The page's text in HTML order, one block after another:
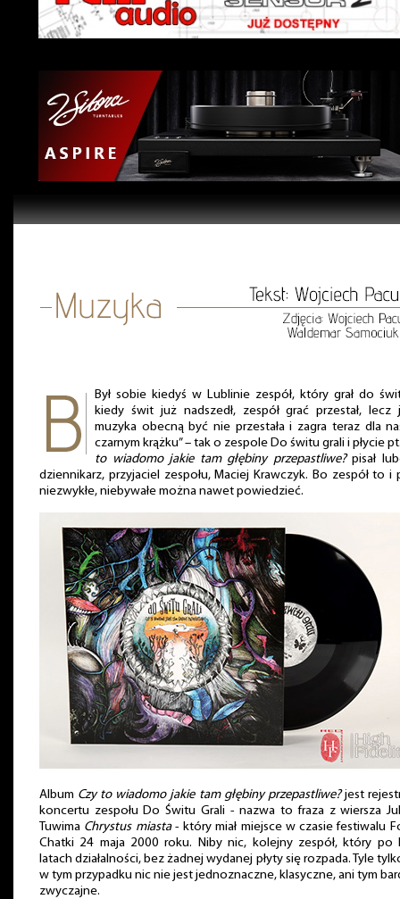
Był sobie kiedyś w Lublinie zespół, który grał do
kiedy świt już nadszedł, zespół grać przestał, lecz
muzyka obecną być nie przestała i zagra teraz dla
czarnym krążku” – tak o zespole Do świtu grali i płycie
to wiadomo jakie tam głębiny przepastliwe?pisał
dziennikarz, przyjaciel zespołu, Maciej Krawczyk. Bo zespół to i
niezwykłe, niebywałe można nawet powiedzieć.
Album Czy to wiadomo jakie tam głębiny przepastliwe?jest
koncertu zespołu Do Świtu Grali - nazwa to fraza z wiersza
Tuwima Chrystus miasta- który miał miejsce w czasie festiwalu
Chatki 24 maja 2000 roku. Niby nic, kolejny zespół, który po
latach działalności, bez żadnej wydanej płyty się rozpada. Tyle
w tym przypadku nic nie jest jednoznaczne, klasyczne, ani tym
zwyczajne.